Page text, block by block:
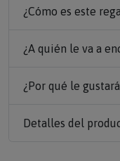
¿Cómo es este
¿A quién le va a
¿Por qué le
Detalles del